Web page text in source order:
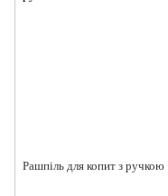
Рашпіль для копит з ручкою